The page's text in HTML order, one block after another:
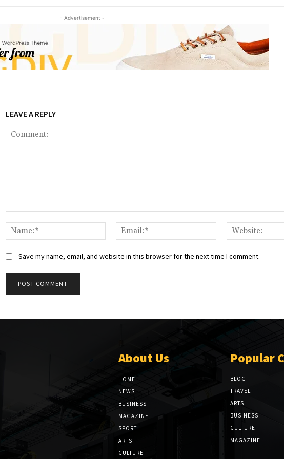
- Advertisement -
LEAVE A REPLY
Name:*
Email:*
Save my name, email, and website in this browser for the next time I comment.
About Us
HOME
NEWS
BUSINESS
MAGAZINE
SPORT
ARTS
CULTURE
Popular
BLOG
TRAVEL
ARTS
BUSINESS
CULTURE
MAGAZINE